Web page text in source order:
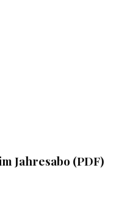
Jahresabo (PDF)